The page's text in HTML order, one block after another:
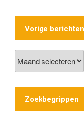
Vorige berichten
berichten
Zoekbegrippen